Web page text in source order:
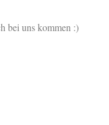
bei uns kommen :)